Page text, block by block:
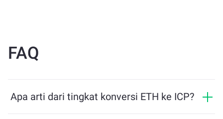
FAQ
Apa arti dari tingkat konversi ETH ke ICP?